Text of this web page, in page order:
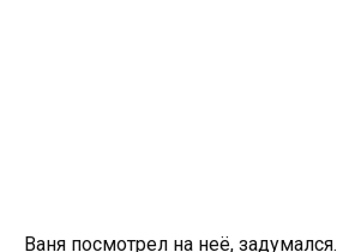
Ваня посмотрел на неё, задумался.